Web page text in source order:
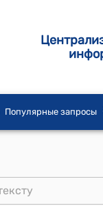
Популярные запросы